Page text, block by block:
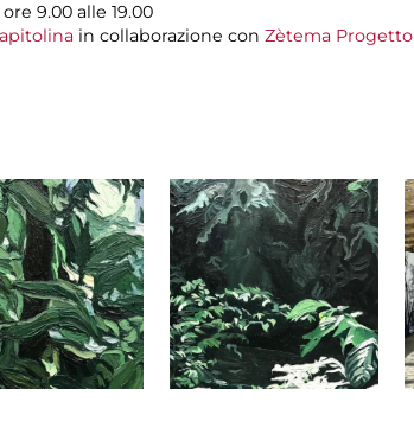
9.00 alle 19.00
in collaborazione con Zètema